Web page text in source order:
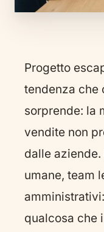
Progetto
tendenza che
sorprende: la
vendite non
dalle
umane, team
qualcosa che